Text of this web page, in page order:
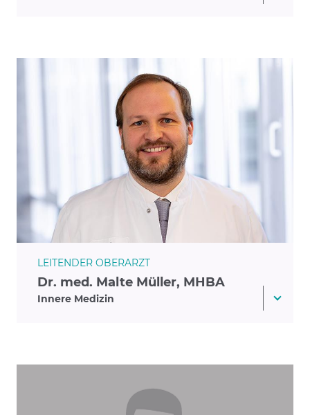
LEITENDER OBERARZT
Dr. med. Malte Müller, MHBA
Innere Medizin